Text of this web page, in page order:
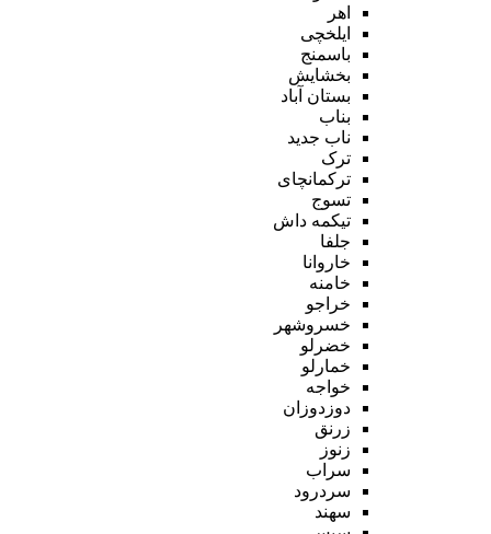
اهر
ایلخچی
باسمنج
بخشایش
بستان آباد
بناب
ناب جدید
ترک
ترکمانچای
تسوج
تیکمه داش
جلفا
خاروانا
خامنه
خراجو
خسروشهر
خضرلو
خمارلو
خواجه
دوزدوزان
زرنق
زنوز
سراب
سردرود
سهند